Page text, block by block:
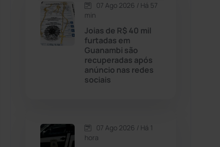
Caturama
Chapada Diamantina
Cordeiros
07 Ago 2026 / Há 57
min
Joias de R$ 40 mil
furtadas em
Guanambi são
recuperadas após
anúncio nas redes
sociais
07 Ago 2026 / Há 1
hora